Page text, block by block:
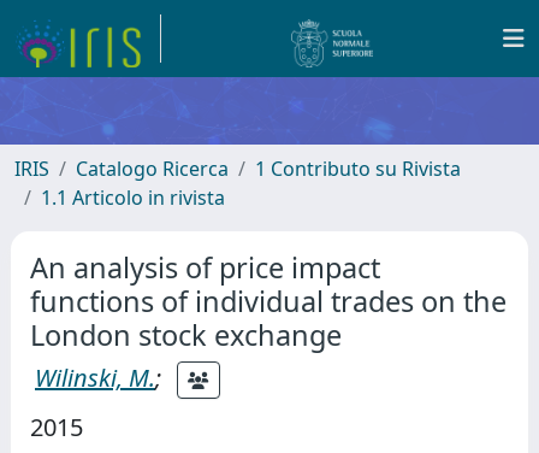
IRIS Catalogo Ricerca
1 Contributo su Rivista
1.1 Articolo in rivista
An analysis of price impact
functions of individual trades on the
London stock exchange
Wilinski, M.;
2015